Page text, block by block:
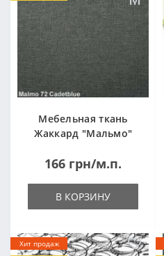
Мебельная ткань
Жаккард "Мальмо"
166 грн/м.п.
В КОРЗИНУ
Хит продаж